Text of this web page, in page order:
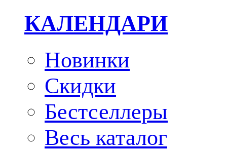
КАЛЕНДАРИ
Новинки
Скидки
Бестселлеры
Весь каталог